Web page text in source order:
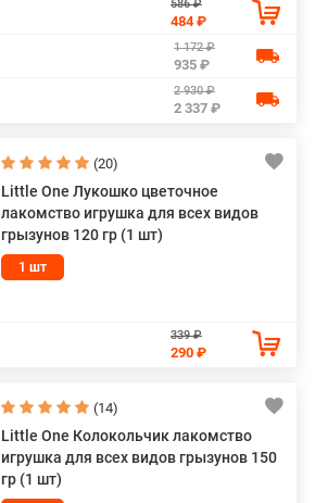
586 ₽
484 ₽
1 172 ₽
935 ₽
2 930 ₽
2 337 ₽
(20)
Little One Лукошко цветочное
лакомство игрушка для всех видов
грызунов 120 гр (1 шт)
1 шт
339 ₽
290 ₽
(14)
Little One Колокольчик лакомство
игрушка для всех видов грызунов 150
гр (1 шт)